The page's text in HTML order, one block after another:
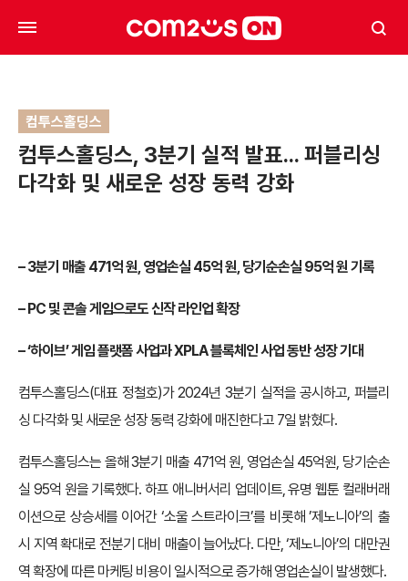
컴투스홀딩스
컴투스홀딩스, 3분기 실적 발표… 퍼블리싱
다각화 및 새로운 성장 동력 강화
– 3분기 매출 471억 원, 영업손실 45억 원, 당기순손실 95억 원 기록
– PC 및 콘솔 게임으로도 신작 라인업 확장
– ‘하이브’ 게임 플랫폼 사업과 XPLA 블록체인 사업 동반 성장 기대
컴투스홀딩스(대표 정철호)가 2024년 3분기 실적을 공시하고, 퍼블리
싱 다각화 및 새로운 성장 동력 강화에 매진한다고 7일 밝혔다.
컴투스홀딩스는 올해 3분기 매출 471억 원, 영업손실 45억원, 당기순손
실 95억 원을 기록했다. 하프 애니버서리 업데이트, 유명 웹툰 컬래버래
이션으로 상승세를 이어간 ‘소울 스트라이크’를 비롯해 ’제노니아’의 출
시 지역 확대로 전분기 대비 매출이 늘어났다. 다만, ‘제노니아’의 대만권
역 확장에 따른 마케팅 비용이 일시적으로 증가해 영업손실이 발생했다.